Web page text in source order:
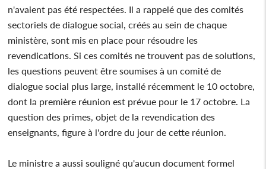
n'avaient pas été respectées. Il a rappelé que des comités
sectoriels de dialogue social, créés au sein de chaque
ministère, sont mis en place pour résoudre les
revendications. Si ces comités ne trouvent pas de solutions,
les questions peuvent être soumises à un comité de
dialogue social plus large, installé récemment le 10 octobre,
dont la première réunion est prévue pour le 17 octobre. La
question des primes, objet de la revendication des
enseignants, figure à l'ordre du jour de cette réunion.
Le ministre a aussi souligné qu'aucun document formel